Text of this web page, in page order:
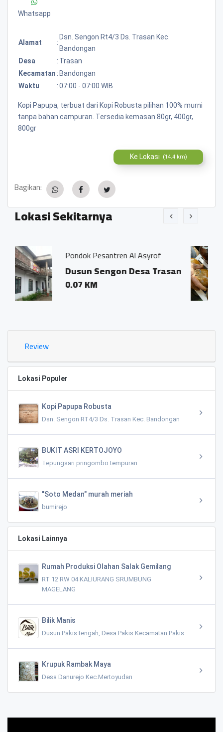
Whatsapp
Alamat :
Dsn. Sengon Rt4/3 Ds. Trasan Kec.
Bandongan
Desa
: Trasan
Kecamatan : Bandongan
Waktu
:07:00 - 07:00 WIB
Kopi Papupa, terbuat dari Kopi Robusta pilihan 100% murni
tanpa bahan campuran. Tersedia kemasan 80gr, 400gr,
800gr
Ke Lokasi (14.4 km)
Bagikan:
Lokasi Sekitarnya
Al Asyrof
Desa Trasan
Jamu
Dsn. Sengon
Trasan Kec.
0.03 KM
Review
Lokasi Populer
Kopi Papupa Robusta
Dsn. Sengon RT4/3 Ds. Trasan Kec. Bandongan
BUKIT ASRI KERTOJOYO
Tepungsari pringombo tempuran
"Soto Medan" murah meriah
bumirejo
Lokasi Lainnya
Rumah Produksi Olahan Salak Gemilang
RT 12 RW 04 KALIURANG SRUMBUNG
MAGELANG
Bilik Manis
Dusun Pakis tengah, Desa Pakis Kecamatan Pakis
Krupuk Rambak Maya
Desa Danurejo Kec.Mertoyudan